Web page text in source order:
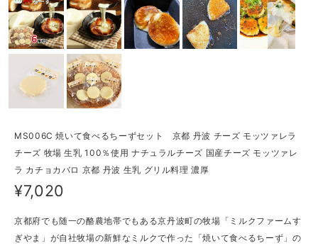
MS006C 焼いて食べるちーずセット 京都 丹波 チーズ モッツァレラ
チーズ 牧場 生乳 100％使用 ナチュラルチーズ 国産チーズ モッツァレ
ラ カチョカバロ 京都 丹波 生乳 グリル料理 濃厚
¥7,020
京都府でも随一の酪農地帯でもある京丹波町の牧場「ミルクファームす
ぎやま」が自社牧場の新鮮なミルクで作った「焼いて食べるちーず」の